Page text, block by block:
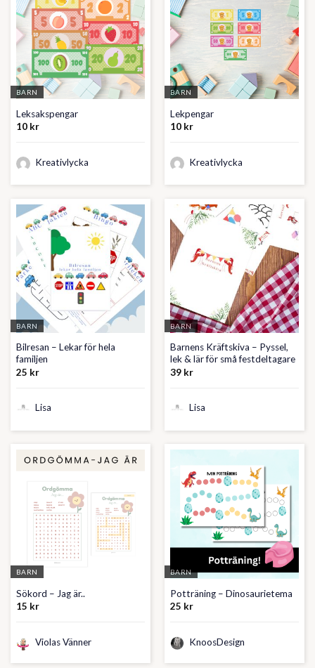
BARN
Leksakspengar
10 kr
Kreativlycka
BARN
Lekpengar
10 kr
Kreativlycka
BARN
Bilresan – Lekar för hela
familjen
25 kr
Lisa
BARN
Barnens Kräftskiva – Pyssel,
lek & lär för små festdeltagare
39 kr
Lisa
BARN
Sökord – Jag är..
15 kr
Violas Vänner
BARN
Potträning – Dinosaurietema
25 kr
KnoosDesign